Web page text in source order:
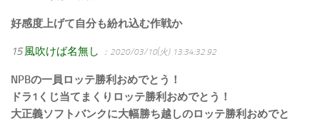
好感度上げて自分も紛れ込む作戦か
15 風吹けば名無し ：2020/03/10(火) 13:34:32.92
NPBの一員ロッテ勝利おめでとう！
ドラ1くじ当てまくりロッテ勝利おめでとう！
大正義ソフトバンクに大幅勝ち越しのロッテ勝利おめでと